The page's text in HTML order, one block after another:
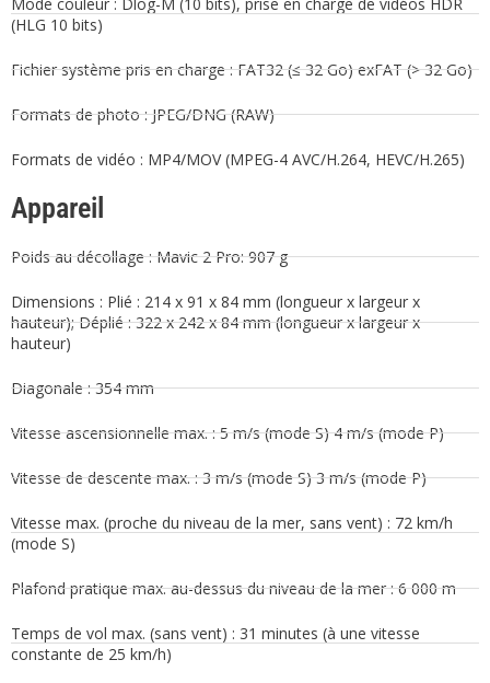
(HLG 10 bits)
Fichier système pris en charge : FAT32 (≤ 32 Go) exFAT (> 32 Go)
Formats de photo : JPEG/DNG (RAW)
Formats de vidéo : MP4/MOV (MPEG-4 AVC/H.264, HEVC/H.265)
Appareil
Poids au décollage : Mavic 2 Pro: 907 g
Dimensions : Plié : 214 x 91 x 84 mm (longueur x largeur x
hauteur); Déplié : 322 x 242 x 84 mm (longueur x largeur x
hauteur)
Diagonale : 354 mm
Vitesse ascensionnelle max. : 5 m/s (mode S) 4 m/s (mode P)
Vitesse de descente max. : 3 m/s (mode S) 3 m/s (mode P)
Vitesse max. (proche du niveau de la mer, sans vent) : 72 km/h
(mode S)
Plafond pratique max. au-dessus du niveau de la mer : 6 000 m
Temps de vol max. (sans vent) : 31 minutes (à une vitesse
constante de 25 km/h)